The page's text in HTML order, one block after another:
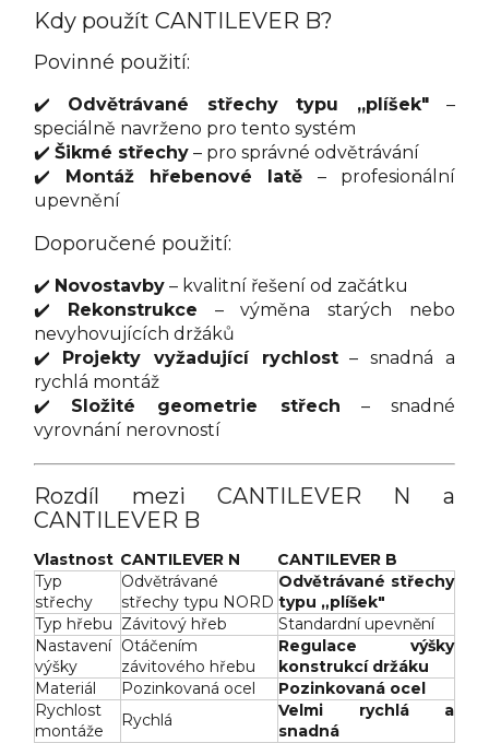
Kdy použít CANTILEVER B?
Povinné použití:
✔️ Odvětrávané střechy typu „plíšek"
–
speciálně navrženo pro tento systém
✔️ Šikmé střechy – pro správné odvětrávání
✔️
Montáž hřebenové latě
– profesionální
upevnění
Doporučené použití:
✔️ Novostavby – kvalitní řešení od začátku
✔️
Rekonstrukce
– výměna starých nebo
nevyhovujících držáků
✔️
Projekty vyžadující rychlost – snadná a
rychlá montáž
✔️
Složité geometrie střech
– snadné
vyrovnání nerovností
Rozdíl mezi CANTILEVER N a
CANTILEVER B
Vlastnost CANTILEVER N
CANTILEVER B
Typ
střechy
Odvětrávané
střechy typu NORD
Odvětrávané střechy
typu „plíšek"
Typ hřebu Závitový hřeb
Standardní upevnění
Nastavení
výšky
Otáčením
závitového hřebu
Regulace výšky
konstrukcí držáku
Materiál
Pozinkovaná ocel
Pozinkovaná ocel
Rychlost
montáže
Rychlá
Velmi rychlá a
snadná